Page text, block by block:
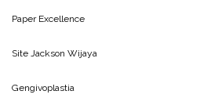
Paper Excellence
Site Jackson Wijaya
Gengivoplastia